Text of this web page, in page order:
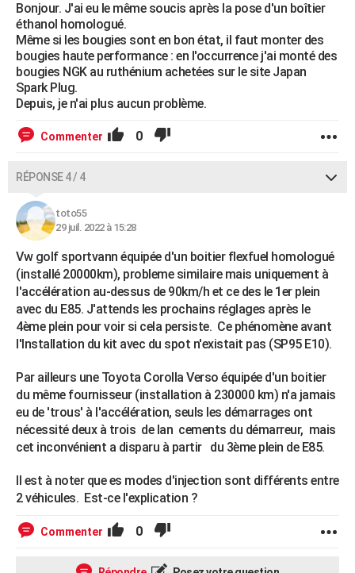
Bonjour. J'ai eu le même soucis après la pose d'un boîtier
éthanol homologué.
Même si les bougies sont en bon état, il faut monter des
bougies haute performance : en l'occurrence j'ai monté des
bougies NGK au ruthénium achetées sur le site Japan
Spark Plug.
Depuis, je n'ai plus aucun problème.
Commenter 0
RÉPONSE 4 / 4
toto55
29 juil. 2022 à 15:28
Vw golf sportvann équipée d'un boitier flexfuel homologué
(installé 20000km), probleme similaire mais uniquement à
l'accélération au-dessus de 90km/h et ce des le 1er plein
avec du E85. J'attends les prochains réglages après le
4ème plein pour voir si cela persiste. Ce phénomène avant
l'Installation du kit avec du spot n'existait pas (SP95 E10).
Par ailleurs une Toyota Corolla Verso équipée d'un boitier
du même fournisseur (installation à 230000 km) n'a jamais
eu de 'trous' à l'accélération, seuls les démarrages ont
nécessité deux à trois de lan cements du démarreur, mais
cet inconvénient a disparu à partir du 3ème plein de E85.
Il est à noter que es modes d'injection sont différents entre
2 véhicules. Est-ce l'explication ?
Commenter 0